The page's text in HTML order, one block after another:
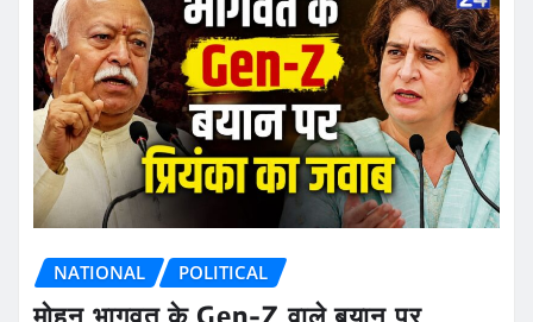
NATIONAL POLITICAL
मोहन भागवत के Gen-Z वाले बयान पर